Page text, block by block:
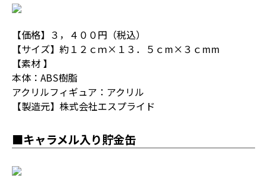
【価格】３，４００円（税込）
【サイズ】約１２ｃｍ×１３．５ｃm×３ｃmm
【素材 】
本体：ABS樹脂
アクリルフィギュア：アクリル
【製造元】株式会社エスプライド
■キャラメル入り貯金缶